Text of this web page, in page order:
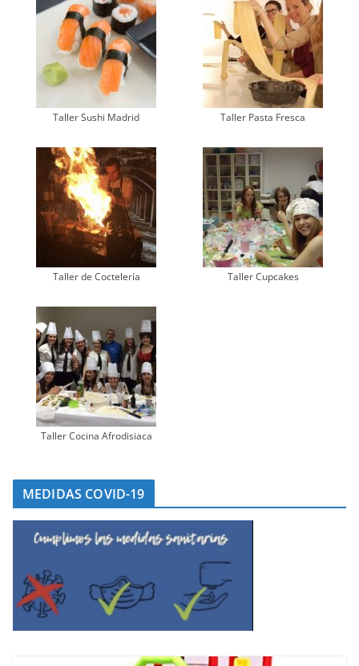
Taller Sushi Madrid Taller Pasta Fresca
Taller de Coctelería Taller Cupcakes
Taller Cocina Afrodisiaca
MEDIDAS COVID-19